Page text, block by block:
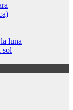
luna
sol